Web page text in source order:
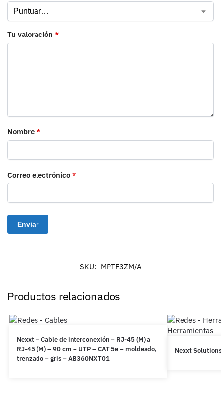
Tu valoración *
Nombre *
Correo electrónico *
SKU: MPTF3ZM/A
Productos relacionados
Nexxt – Cable de interconexión – RJ-45 (M) a
RJ-45 (M) – 90 cm – UTP – CAT 5e – moldeado,
trenzado – gris – AB360NXT01
Nexxt